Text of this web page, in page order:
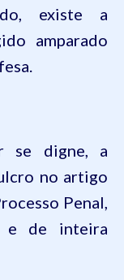
existe a
amparado
se digne, a
no artigo
Penal,
e de inteira